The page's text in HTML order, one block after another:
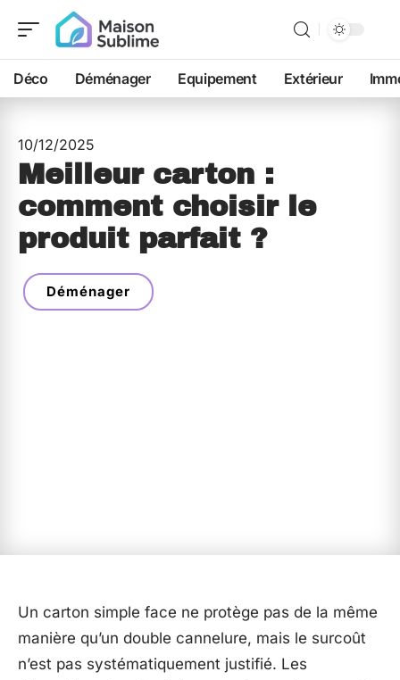
Déco Déménager Equipement Extérieur
10/12/2025
Meilleur carton :
comment choisir le
produit parfait ?
Déménager
Un carton simple face ne protège pas de la même
manière qu’un double cannelure, mais le surcoût
n’est pas systématiquement justifié. Les